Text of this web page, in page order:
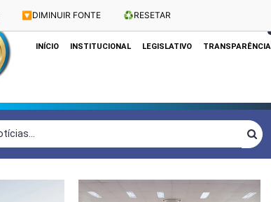
🔽 DIMINUIR FONTE ♻️RESETAR
Dias e Horários das Sessões: Terças e Quartas às 10h
INÍCIO INSTITUCIONAL LEGISLATIVO TRANSPARÊNCIA